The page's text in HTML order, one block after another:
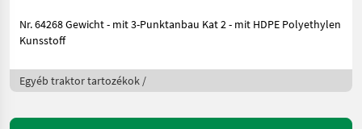
Nr. 64268 Gewicht - mit 3-Punktanbau Kat 2 - mit HDPE Polyethylen
Kunsstoff
Egyéb traktor tartozékok /